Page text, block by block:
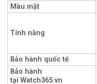
Màu mặt
Tính năng
Bảo hành quốc tế
Bảo hành
tại Watch365.vn